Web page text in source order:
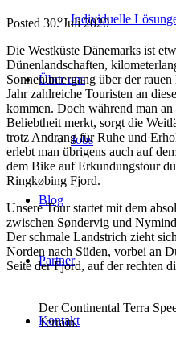
Individuelle
Über uns
Jobs
Blog
Partner
Kontakt
Posted 30. Juli 2020
Die Westküste Dänemarks ist
Dünenlandschaften,
Sonnenuntergang über der
Jahr zahlreiche Touristen an
kommen. Doch während man
Beliebtheit merkt, sorgt die
trotz Andrang für Ruhe und
erlebt man übrigens auch auf
dem Bike auf Erkundungstour
Ringkøbing Fjord.
Unsere Tour startet mit dem
zwischen Søndervig und
Der schmale Landstrich zieht
Norden nach Süden, vorbei an
Seite der Fjord, auf der rechten
Der Continental Terra
Terrain.